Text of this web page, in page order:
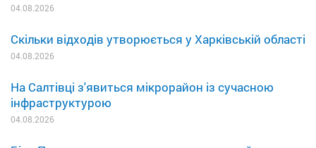
04.08.2026
Скільки відходів утворюється у Харківській області
04.08.2026
На Салтівці з'явиться мікрорайон із сучасною
інфраструктурою
04.08.2026